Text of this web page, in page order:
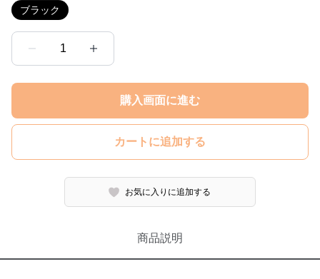
ブラック
1
購入画面に進む
カートに追加する
お気に入りに追加する
商品説明